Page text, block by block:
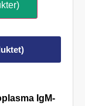
IgM-